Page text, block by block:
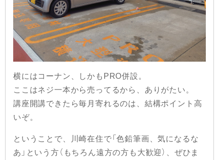
横にはコーナン、しかもPRO併設。
ここはネジ一本から売ってるから、ありがたい。
講座開講できたら毎月寄れるのは、結構ポイント高
いぞ。
ということで、川崎在住で「色鉛筆画、気になるな
あ」という方（もちろん遠方の方も大歓迎）、ぜひま